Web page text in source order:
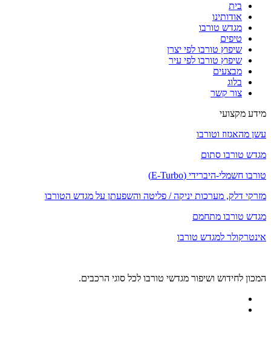
בית
אודותינו
מגדש טורבו
טיפים
שיפוץ טורבו לפי יצרן
שיפוץ טורבו לפי עיר
מבצעים
בלוג
צור קשר
מידע מקצועי
עשן מהאגזוז וטורבו
מגדש טורבו סתום
טורבו חשמלי-היברידי (E-Turbo)
מזרקי דלק, מערכות יניקה / פליטה והשפעתן על מגדש הטורבו
מגדש טורבו מתחמם
אינטרקולר למגדש טורבו
המכון לחידוש ושיפור מגדשי טורבו לכל סוגי הרכבים.